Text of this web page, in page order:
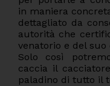
in maniera
dettagliato da
autorità che
venatorio e del suo
Solo così
caccia il
paladino di tutto il